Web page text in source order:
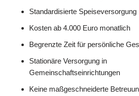
Standardisierte Speiseversorgung
Kosten ab 4.000 Euro monatlich
Begrenzte Zeit für persönliche
Stationäre Versorgung in
Gemeinschaftseinrichtungen
Keine maßgeschneiderte